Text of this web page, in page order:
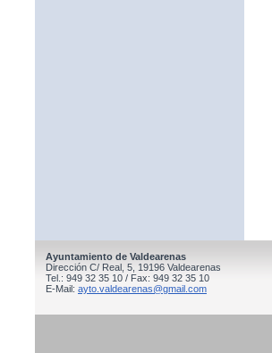
Ayuntamiento de Valdearenas
Dirección C/ Real, 5, 19196 Valdearenas
Tel.: 949 32 35 10 / Fax: 949 32 35 10
E-Mail: ayto.valdearenas@gmail.com